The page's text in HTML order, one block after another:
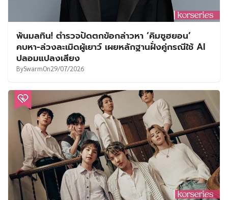
พ้นมลทิน! ตำรวจปัดตกข้อกล่าวหา ‘คิมซูฮยอน’
คบหา-ล่วงละเมิดผู้เยาว์ เผยหลักฐานฝั่งคู่กรณีใช้ AI
ปลอมแปลงเสียง
BySwarmOn29/07/2026